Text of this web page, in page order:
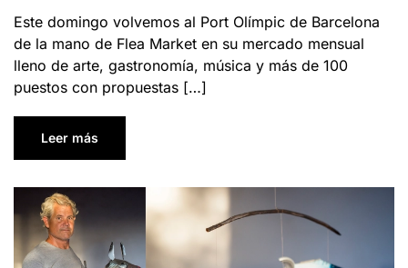
Este domingo volvemos al Port Olímpic de Barcelona
de la mano de Flea Market en su mercado mensual
lleno de arte, gastronomía, música y más de 100
puestos con propuestas […]
Leer más